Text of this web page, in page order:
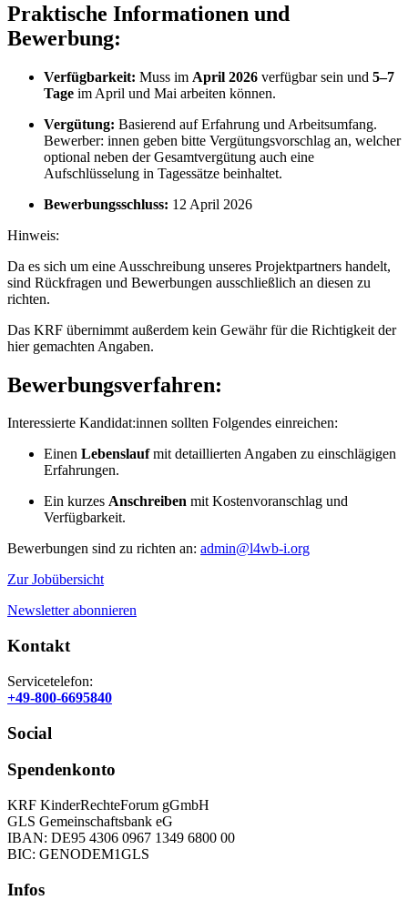
Praktische Informationen und
Bewerbung:
Verfügbarkeit: Muss im April 2026 verfügbar sein und 5–7
Tage im April und Mai arbeiten können.
Vergütung: Basierend auf Erfahrung und Arbeitsumfang.
Bewerber: innen geben bitte Vergütungsvorschlag an, welcher
optional neben der Gesamtvergütung auch eine
Aufschlüsselung in Tagessätze beinhaltet.
Bewerbungsschluss: 12 April 2026
Hinweis:
Da es sich um eine Ausschreibung unseres Projektpartners handelt,
sind Rückfragen und Bewerbungen ausschließlich an diesen zu
richten.
Das KRF übernimmt außerdem kein Gewähr für die Richtigkeit der
hier gemachten Angaben.
Bewerbungsverfahren:
Interessierte Kandidat:innen sollten Folgendes einreichen:
Einen Lebenslaufmit detaillierten Angaben zu einschlägigen
Erfahrungen.
Ein kurzes Anschreiben mit Kostenvoranschlag und
Verfügbarkeit.
Bewerbungen sind zu richten an: admin@l4wb-i.org
Zur Jobübersicht
Newsletter abonnieren
Kontakt
Servicetelefon:
+49-800-6695840
Social
Spenden­konto
KRF KinderRechteForum gGmbH
GLS Gemeinschaftsbank eG
IBAN: DE95 4306 0967 1349 6800 00
BIC: GENODEM1GLS
Infos